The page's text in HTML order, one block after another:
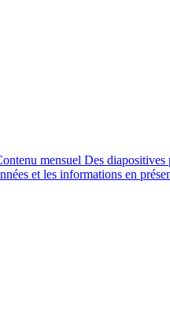
mensuel Des diapositives
et les informations en